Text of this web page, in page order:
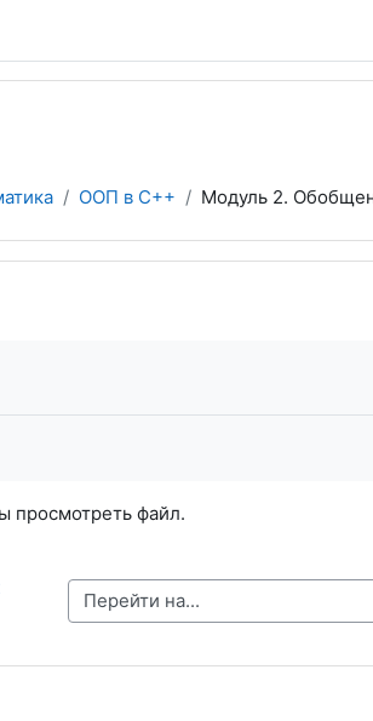
ООП в С++ Модуль 2.
просмотреть файл.
Перейти на...